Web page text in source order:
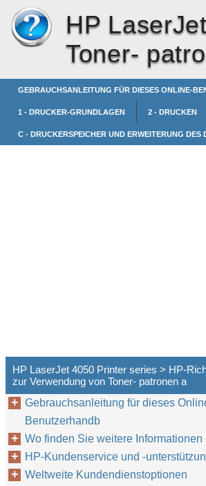
HP
Toner-
GEBRAUCHSANLEITUNG FÜR DIESES ONLINE-
1 - DRUCKER-GRUNDLAGEN 2 - DRUCKEN
C - DRUCKERSPEICHER UND ERWEITERUNG DES
HP LaserJet 4050 Printer series > HP-
zur Verwendung von Toner- patronen a
Gebrauchsanleitung für dieses
Benutzerhandb
Wo finden Sie weitere Informationen
HP-Kundenservice und -
Weltweite Kundendienstoptionen